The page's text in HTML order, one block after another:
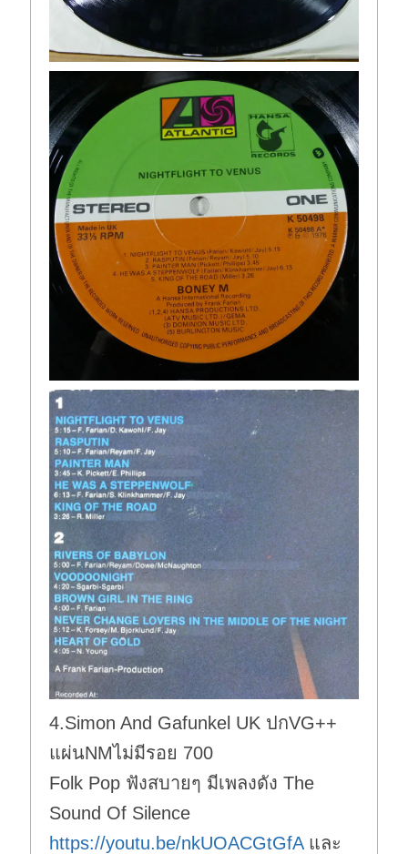
4.Simon And Gafunkel UK ปกVG++
แผ่นNMไม่มีรอย 700
Folk Pop ฟังสบายๆ มีเพลงดัง The
Sound Of Silence
https://youtu.be/nkUOACGtGfAและ